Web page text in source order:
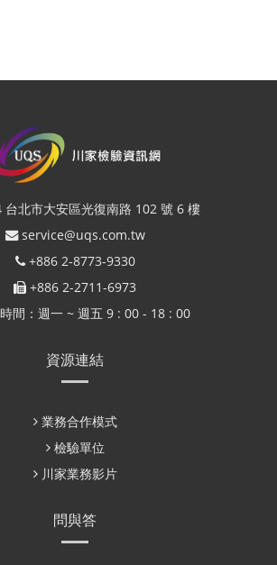
北市大安區光復南路 102 號 6 樓
service@uqs.com.tw
+886 2-8773-9330
+886 2-2711-6973
間：週一 ~ 週五 9 : 00 - 18 : 00
資源連結
業務合作模式
檢驗單位
川家業務影片
問與答